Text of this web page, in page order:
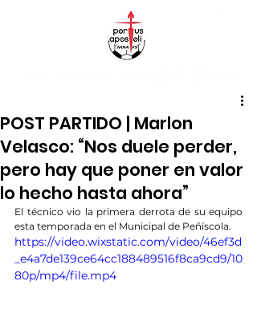
POST PARTIDO | Marlon
Velasco: “Nos duele perder,
pero hay que poner en valor
lo hecho hasta ahora”
El técnico vio la primera derrota de su equipo
esta temporada en el Municipal de Peñíscola.
https://video.wixstatic.com/video/46ef3d
_e4a7de139ce64cc188489516f8ca9cd9/10
80p/mp4/file.mp4